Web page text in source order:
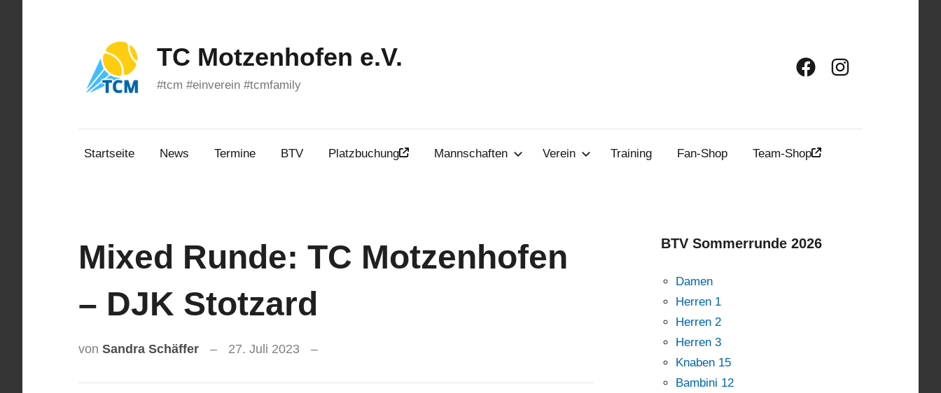
TC Motzenhofen e.V.
#tcm #einverein #tcmfamily
FacebookInstagram
Startseite News Termine BTV Platzbuchung Mannschaften Verein Training Fan-Shop Team-Shop
Mixed Runde: TC Motzenhofen
– DJK Stotzard
von Sandra Schäffer 27. Juli 2023
BTV Sommerrunde 2026
Damen
Herren 1
Herren 2
Herren 3
Knaben 15
Bambini 12